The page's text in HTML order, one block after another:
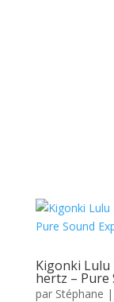
Kigonki
hertz – Pure
par Stéphane |